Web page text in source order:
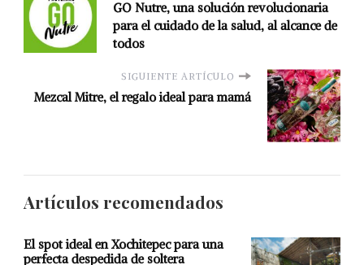
GO Nutre, una solución revolucionaria
para el cuidado de la salud, al alcance de
todos
SIGUIENTE ARTÍCULO
Mezcal Mitre, el regalo ideal para mamá
Artículos recomendados
El spot ideal en Xochitepec para una
perfecta despedida de soltera